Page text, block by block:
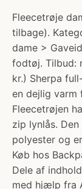
Fleecetrøje
tilbage).
dame >
fodtøj. Tilbud:
kr.) Sherpa
en dejlig varm
Fleecetrøjen
zip lynlås.
polyester og
Køb hos
Dele af
med hjælp fra